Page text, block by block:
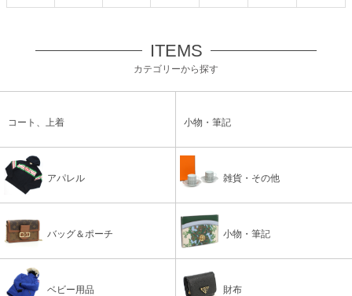
ITEMS
カテゴリーから探す
コート、上着 小物・筆記
アパレル 雑貨・その他
バッグ＆ポーチ 小物・筆記
ベビー用品 財布